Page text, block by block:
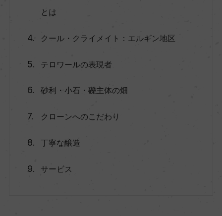
とは
クール・クライメイト：エルギン地区
テロワールの表現者
砂利・小石・礫主体の畑
クローンへのこだわり
丁寧な醸造
サービス